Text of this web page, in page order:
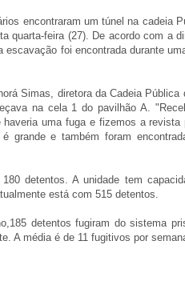
encontraram um túnel na cadeia
quarta-feira (27). De acordo com a
escavação foi encontrada durante
Simas, diretora da Cadeia Pública
na cela 1 do pavilhão A.
haveria uma fuga e fizemos a revista
grande e também foram
detentos. A unidade tem
está com 515 detentos.
detentos fugiram do sistema
A média é de 11 fugitivos por